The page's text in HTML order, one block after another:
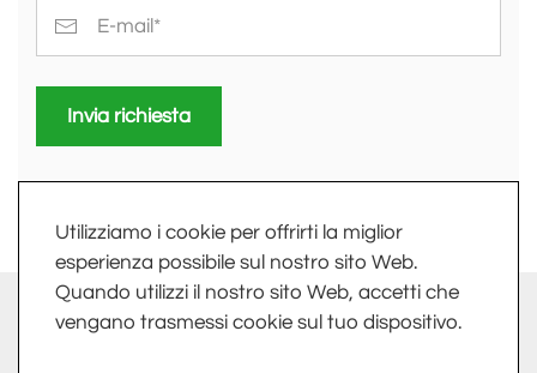
Utilizziamo i cookie per offrirti la miglior
esperienza possibile sul nostro sito Web.
Quando utilizzi il nostro sito Web, accetti che
vengano trasmessi cookie sul tuo dispositivo.
Invia richiesta
info@fkv.it - Extranet